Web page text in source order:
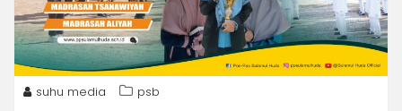
suhu media psb